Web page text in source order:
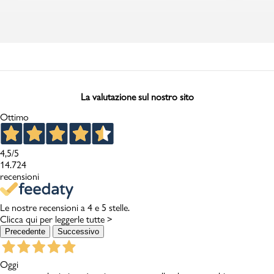
La valutazione sul nostro sito
Ottimo
4,5/5
14.724
recensioni
Le nostre recensioni a 4 e 5 stelle.
Clicca qui per leggerle tutte >
Precedente Successivo
Oggi